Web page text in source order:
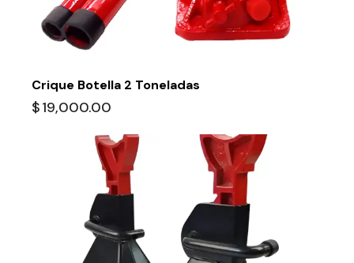
Crique Botella 2 Toneladas
$19,000.00